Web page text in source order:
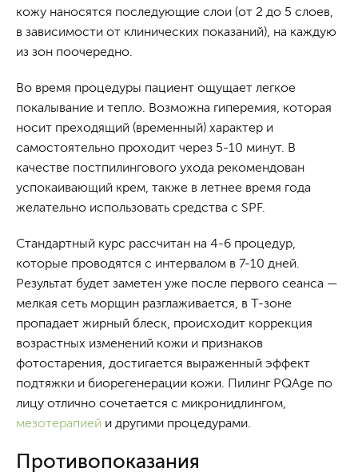
кожу наносятся последующие слои (от 2 до 5 слоев,
в зависимости от клинических показаний), на каждую
из зон поочередно.
Во время процедуры пациент ощущает легкое
покалывание и тепло. Возможна гиперемия, которая
носит преходящий (временный) характер и
самостоятельно проходит через 5-10 минут. В
качестве постпилингового ухода рекомендован
успокаивающий крем, также в летнее время года
желательно использовать средства с SPF.
Стандартный курс рассчитан на 4-6 процедур,
которые проводятся с интервалом в 7-10 дней.
Результат будет заметен уже после первого сеанса —
мелкая сеть морщин разглаживается, в Т-зоне
пропадает жирный блеск, происходит коррекция
возрастных изменений кожи и признаков
фотостарения, достигается выраженный эффект
подтяжки и биорегенерации кожи. Пилинг PQAge по
лицу отлично сочетается с микронидлингом,
мезотерапией и другими процедурами.
Противопоказания